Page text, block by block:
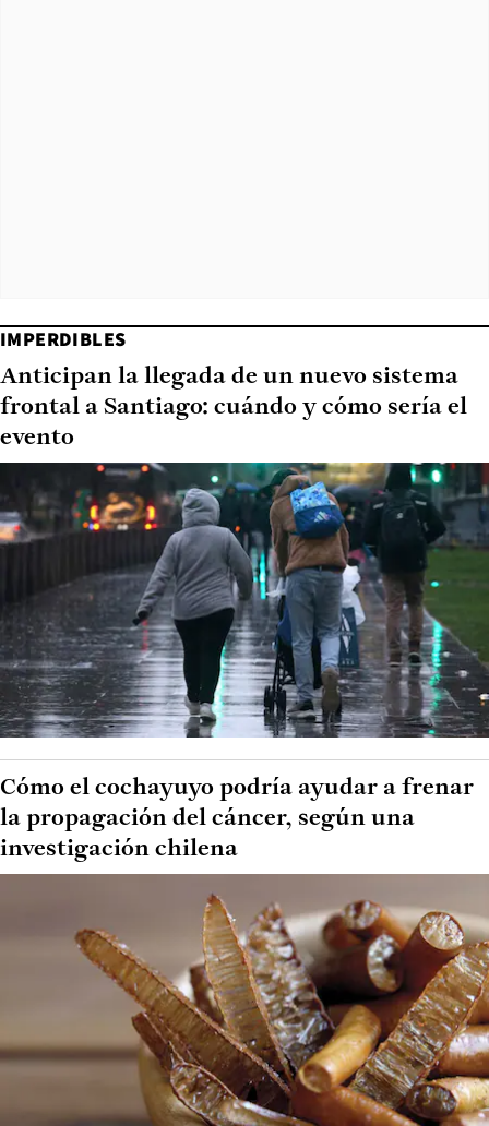
IMPERDIBLES
Anticipan la llegada de un nuevo sistema
frontal a Santiago: cuándo y cómo sería el
evento
Cómo el cochayuyo podría ayudar a frenar
la propagación del cáncer, según una
investigación chilena